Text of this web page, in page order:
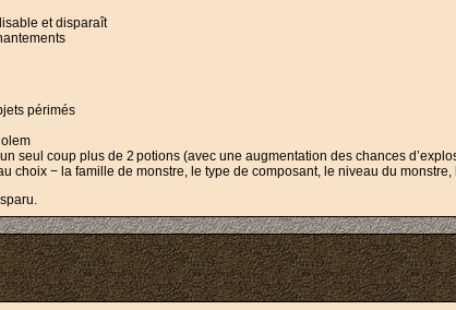
et disparaît
périmés
seul coup plus de 2 potions (avec une augmentation des chances
− la famille de monstre, le type de composant, le niveau du monstre,